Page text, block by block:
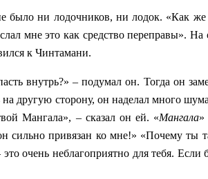
было ни лодочников, ни лодок. «Как
мне это как средство переправы».
к Чинтамани.
внутрь?» – подумал он. Тогда он
другую сторону, он наделал много
Мангала», – сказал он ей. «Мангала»
сильно привязан ко мне!» «Почему ты
очень неблагоприятно для тебя.